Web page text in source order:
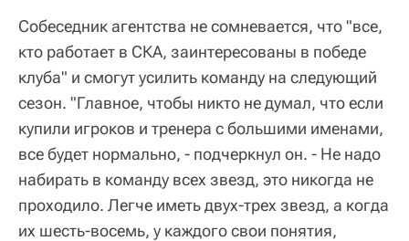
Собеседник агентства не сомневается, что "все,
кто работает в СКА, заинтересованы в победе
клуба" и смогут усилить команду на следующий
сезон. "Главное, чтобы никто не думал, что если
купили игроков и тренера с большими именами,
все будет нормально, - подчеркнул он. - Не надо
набирать в команду всех звезд, это никогда не
проходило. Легче иметь двух-трех звезд, а когда
их шесть-восемь, у каждого свои понятия,